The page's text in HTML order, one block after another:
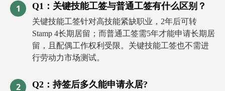
1 Q1：关键技能工签与普通工签有什么区别？
关键技能工签针对高技能紧缺职业，2年后可转
Stamp 4长期居留；而普通工签需5年才能申请长期居
留，且配偶工作权利受限。关键技能工签也不需进
行劳动力市场测试。
2 Q2：持签后多久能申请永居?